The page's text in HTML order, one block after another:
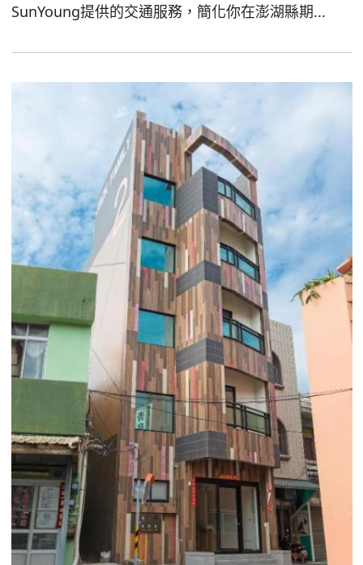
SunYoung提供的交通服務，簡化你在澎湖縣期...